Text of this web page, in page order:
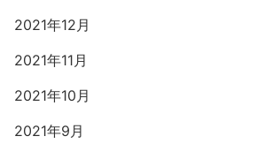
2021年12月
2021年11月
2021年10月
2021年9月